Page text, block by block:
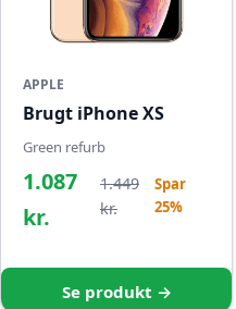
APPLE
Brugt iPhone XS
Green refurb
1.087
kr.
1.449
kr.
Spar
25%
Se produkt →